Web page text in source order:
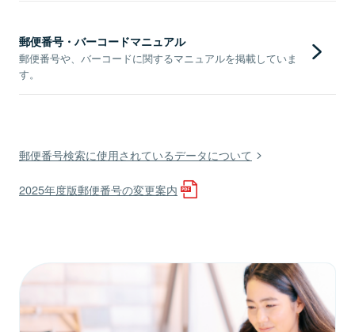
郵便番号・バーコードマニュアル
郵便番号や、バーコードに関するマニュアルを掲載していま
す。
郵便番号検索に使用されているデータについて
2025年度版郵便番号の変更案内